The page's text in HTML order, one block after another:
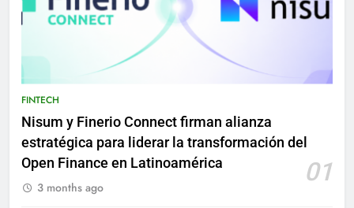
FINTECH
Nisum y Finerio Connect firman alianza
estratégica para liderar la transformación del
Open Finance en Latinoamérica
01
3 months ago